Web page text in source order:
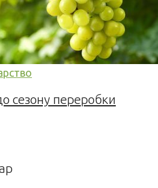
сезону переробки